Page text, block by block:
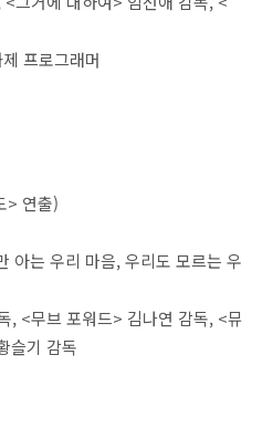
프로그래머
> 연출)
아는 우리 마음, 우리도 모르는 우
, <무브 포워드> 김나연 감독, <뮤
슬기 감독